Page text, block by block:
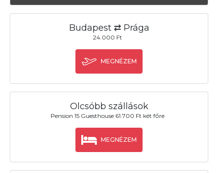
Budapest ⇄ Prága
24.000 Ft
MEGNÉZEM
Olcsóbb szállások
Pension 15 Guesthouse 61.700 Ft két főre
MEGNÉZEM